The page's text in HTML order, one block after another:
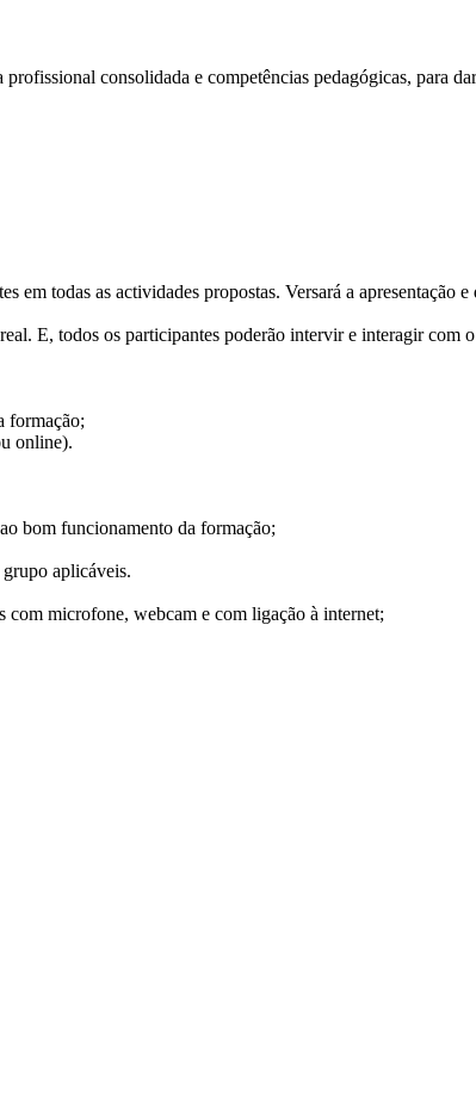
consolidada e competências pedagógicas, para
todas as actividades propostas. Versará a apresentação
E, todos os participantes poderão intervir e interagir com
formação;
online).
bom funcionamento da formação;
aplicáveis.
microfone, webcam e com ligação à internet;